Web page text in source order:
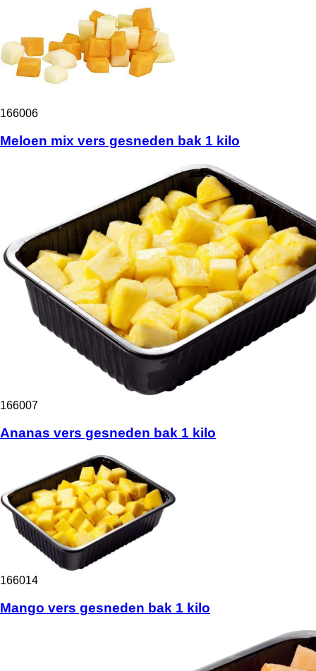
166006
Meloen mix vers gesneden bak 1 kilo
166007
Ananas vers gesneden bak 1 kilo
166014
Mango vers gesneden bak 1 kilo